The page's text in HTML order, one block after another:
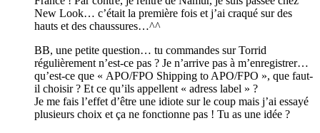
New Look… c’était la première fois et j’ai craqué sur des
hauts et des chaussures…^^
BB, une petite question… tu commandes sur Torrid
régulièrement n’est-ce pas ? Je n’arrive pas à m’enregistrer…
qu’est-ce que « APO/FPO Shipping to APO/FPO », que faut-
il choisir ? Et ce qu’ils appellent « adress label » ?
Je me fais l’effet d’être une idiote sur le coup mais j’ai essayé
plusieurs choix et ça ne fonctionne pas ! Tu as une idée ?